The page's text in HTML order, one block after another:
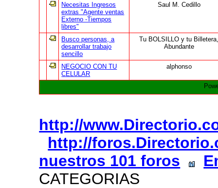
Necesitas Ingresos
extras "Agente ventas
Externo -Tiempos
libres"
Saul M. Cedillo
Busco personas, a
desarrollar trabajo
sencillo
Tu BOLSILLO y tu
Abundante
NEGOCIO CON TU
CELULAR
alphonso
http://
http://
nuestros 101 foros
CATEGORIAS